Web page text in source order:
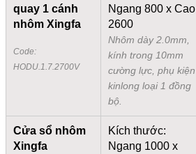
quay 1 cánh
nhôm Xingfa
Code:
HODU.1.7.2700V
Ngang 800 x Cao
2600
Nhôm dày 2.0mm,
kính trong 10mm
cường lực, phụ kiện
kinlong loại 1 đồng
bộ.
Cửa sổ nhôm
Xingfa
Kích thước:
Ngang 1000 x